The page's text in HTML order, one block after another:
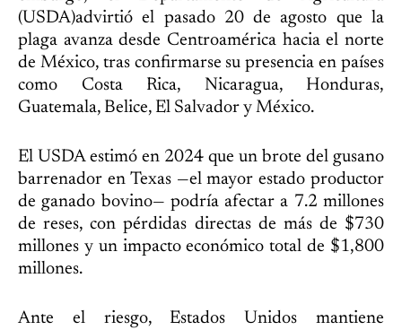
(USDA)advirtió el pasado 20 de agosto que la
plaga avanza desde Centroamérica hacia el norte
de México, tras confirmarse su presencia en países
como Costa Rica, Nicaragua, Honduras,
Guatemala, Belice, El Salvador y México.
El USDA estimó en 2024 que un brote del gusano
barrenador en Texas —el mayor estado productor
de ganado bovino— podría afectar a 7.2 millones
de reses, con pérdidas directas de más de $730
millones y un impacto económico total de $1,800
millones.
Ante el riesgo, Estados Unidos mantiene